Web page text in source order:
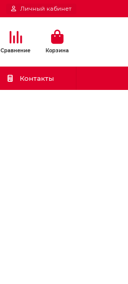
Личный кабинет
Сравнение Корзина
Контакты